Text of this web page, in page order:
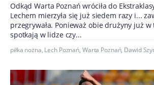
Odkąd Warta Poznań wróciła do
Lechem mierzyła się już siedem razy i...
przegrywała. Ponieważ obie drużyny już
spotkają w lidze czy...
piłka nożna, Lech Poznań, Warta Poznań, Dawid